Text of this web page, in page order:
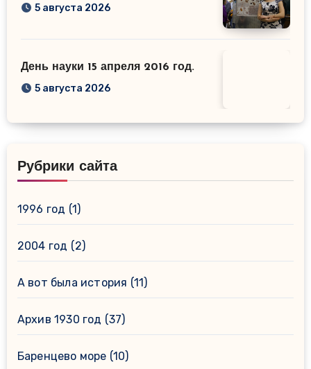
5 августа 2026
День науки 15 апреля 2016 год.
5 августа 2026
Рубрики сайта
1996 год (1)
2004 год (2)
А вот была история (11)
Архив 1930 год (37)
Баренцево море (10)